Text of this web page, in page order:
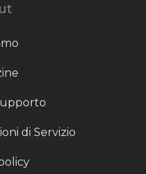
di Servizio